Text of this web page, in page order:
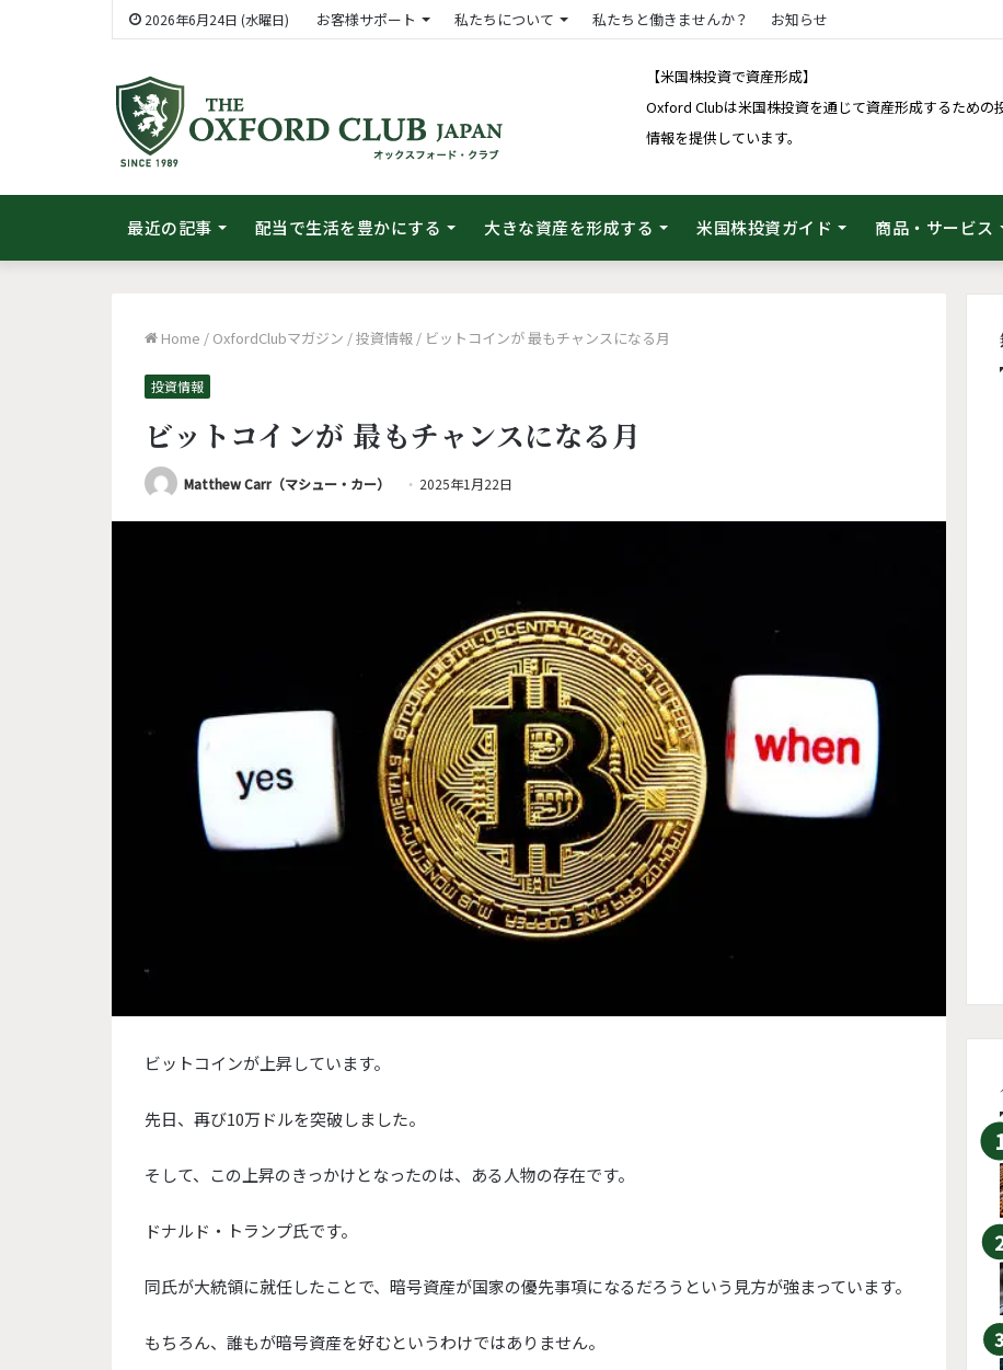
2026年6月24日 (水曜日) お客様サポート 私たちについて 私たちと働きませんか？ お知らせ
【米国株投資で資産形成】
Oxford Clubは米国株投資を通じて資産形成するため
情報を提供しています。
最近の記事 配当で生活を豊かにする 大きな資産を形成する 米国株投資ガイド 商品・サービス
Home / OxfordClubマガジン /投資情報 / ビットコインが 最もチャンスになる月
投資情報
ビットコインが 最もチャンスになる月
Matthew Carr（マシュー・カー） 2025年1月22日
ビットコインが上昇しています。
先日、再び10万ドルを突破しました。
そして、この上昇のきっかけとなったのは、ある人物の存在です。
ドナルド・トランプ氏です。
同氏が大統領に就任したことで、 暗号資産が国家の優先事項になるだろうという見方が強まっています。
もちろん、誰もが暗号資産を好むというわけではありません。